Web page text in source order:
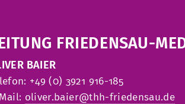
FRIEDENSAU-
BAIER
+49 (0) 3921 916-185
oliver.baier@thh-friedensau.de